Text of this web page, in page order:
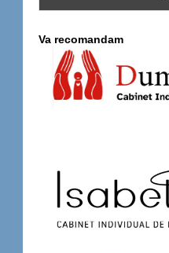
Va recomandam